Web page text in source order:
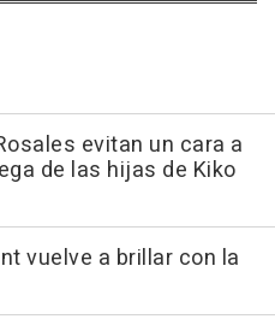
evitan un cara a
de las hijas de Kiko
vuelve a brillar con la